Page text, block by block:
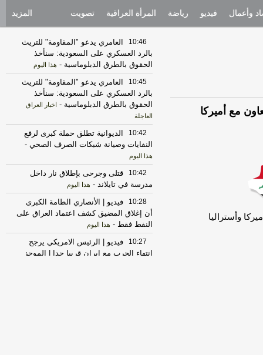
وأعمال فيديو رياضة المرأة العراقية تصويت المزيد
مع أميركا
وأستراليا
10:46
العامري يدعو "المقاومة" للتريث
بالرد العسكري على السعودية: سنأخذ
الحقوق بالطرق الدبلوماسية - هذا اليوم
10:45
العامري يدعو "المقاومة" للتريث
بالرد العسكري على السعودية: سنأخذ
الحقوق بالطرق الدبلوماسية -
اخبار العراق
العاجلة
10:42
الديوانية تطلق حملة كبرى لرفع
النفايات وصيانة شبكات الصرف الصحي -
هذا اليوم
10:42
قتلى وجرحى بإطلاق نار داخل
مدرسة في تايلاند - هذا اليوم
10:28
فيديو | الأنصاري الطامة الكبرى
أن إغلاق المضيق كشف اعتماد العراق على
النفط فقط - هذا اليوم
10:27
فيديو | الرئيس الامريكي يرجح
انتهاء الحرب مع ايران قريبا جدا | الموجز